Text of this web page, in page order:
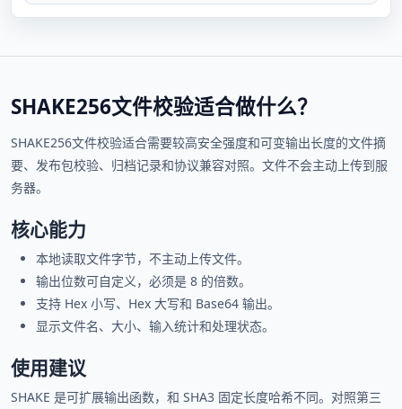
SHAKE256文件校验适合做什么？
SHAKE256文件校验适合需要较高安全强度和可变输出长度的文件摘
要、发布包校验、归档记录和协议兼容对照。文件不会主动上传到服
务器。
核心能力
本地读取文件字节，不主动上传文件。
输出位数可自定义，必须是 8 的倍数。
支持 Hex 小写、Hex 大写和 Base64 输出。
显示文件名、大小、输入统计和处理状态。
使用建议
SHAKE 是可扩展输出函数，和 SHA3 固定长度哈希不同。对照第三